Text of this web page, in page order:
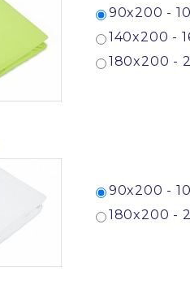
90x200 -
140x200 -
180x200 -
90x200 -
180x200 -